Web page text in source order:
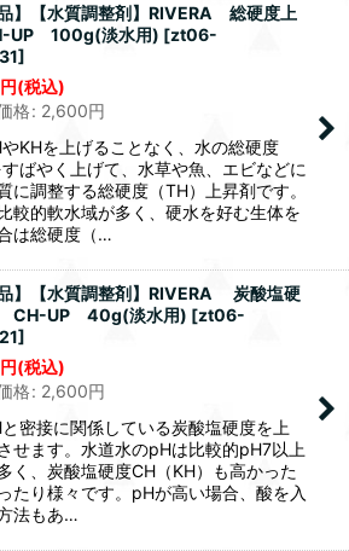
品】【水質調整剤】RIVERA 総硬度上
UP 100g(淡水用) [zt06-
]
円(税込)
格: 2,600円
KHを上げることなく、水の総硬度
すばやく上げて、水草や魚、エビなどに
に調整する総硬度（TH）上昇剤です。
較的軟水域が多く、硬水を好む生体を
は総硬度（…
品】【水質調整剤】RIVERA 炭酸塩硬
CH-UP 40g(淡水用) [zt06-
]
円(税込)
格: 2,600円
密接に関係している炭酸塩硬度を上
せます。水道水のpHは比較的pH7以上
く、炭酸塩硬度CH（KH）も高かった
たり様々です。pHが高い場合、酸を入
法もあ…